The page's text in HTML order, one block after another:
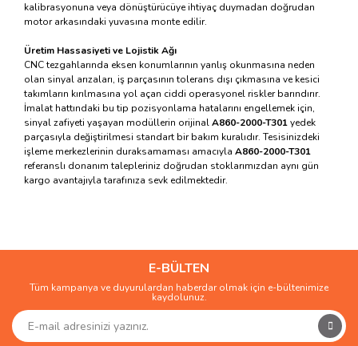
kalibrasyonuna veya dönüştürücüye ihtiyaç duymadan doğrudan
motor arkasındaki yuvasına monte edilir.
Üretim Hassasiyeti ve Lojistik Ağı
CNC tezgahlarında eksen konumlarının yanlış okunmasına neden
olan sinyal arızaları, iş parçasının tolerans dışı çıkmasına ve kesici
takımların kırılmasına yol açan ciddi operasyonel riskler barındırır.
İmalat hattındaki bu tip pozisyonlama hatalarını engellemek için,
sinyal zafiyeti yaşayan modüllerin orijinalA860-2000-T301yedek
parçasıyla değiştirilmesi standart bir bakım kuralıdır. Tesisinizdeki
işleme merkezlerinin duraksamaması amacıyla A860-2000-T301
referanslı donanım talepleriniz doğrudan stoklarımızdan aynı gün
kargo avantajıyla tarafınıza sevk edilmektedir.
Yorum Yaz
kullanarak tarafımıza iletebilirsiniz.
Görüş ve önerileriniz için teşekkür ederiz.
Ürün açıklamasında eksik bilgiler bulunuyor.
E-BÜLTEN
Tüm kampanya ve duyurulardan haberdar olmak için e-bültenimize
kaydolunuz.